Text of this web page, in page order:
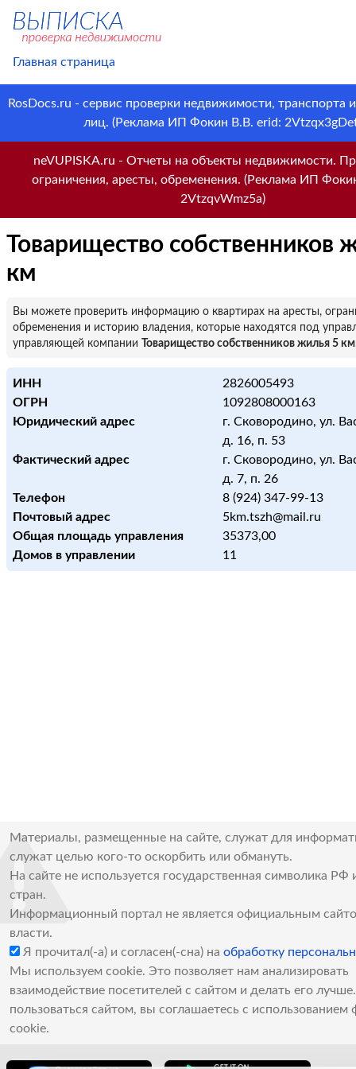
Главная страница
RosDocs.ru - сервис проверки недвижимости, транспорта
лиц. (Реклама ИП Фокин В.В. erid:
neVUPISKA.ru - Отчеты на объекты недвижимости.
ограничения, аресты, обременения. (Реклама ИП
2VtzqvWmz5a)
Товарищество собственников
км
Вы можете проверить информацию о квартирах на аресты,
обременения и историю владения, которые находятся под
управляющей компании
Товарищество собственников жилья 5 км
ИНН
2826005493
ОГРН
1092808000163
Юридический адрес
г. Сковородино, ул.
д. 16, п. 53
Фактический адрес
г. Сковородино, ул.
д. 7, п. 26
Телефон
8 (924) 347-99-13
Почтовый адрес
5km.tszh@mail.ru
Общая площадь управления
35373,00
Домов в управлении
11
Материалы, размещенные на сайте, служат для
служат целью кого-то оскорбить или обмануть.
На сайте не используется государственная символика РФ
стран.
Информационный портал не является официальным
власти.
Я прочитал(-а) и согласен(-сна) на обработку
Мы используем cookie. Это позволяет нам анализировать
взаимодействие посетителей с сайтом и делать его
пользоваться сайтом, вы соглашаетесь с использованием
cookie.